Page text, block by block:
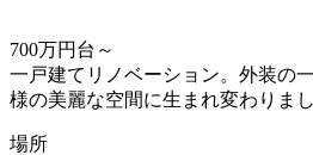
700万円台～
一戸建てリノベーション。外装の
様の美麗な空間に生まれ変わりまし
場所